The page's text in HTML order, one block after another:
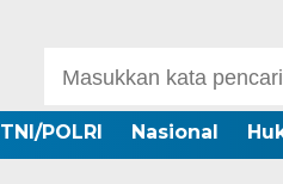
TNI/POLRI Nasional